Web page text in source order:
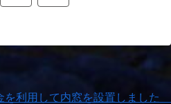
を利用して内窓を設置しました